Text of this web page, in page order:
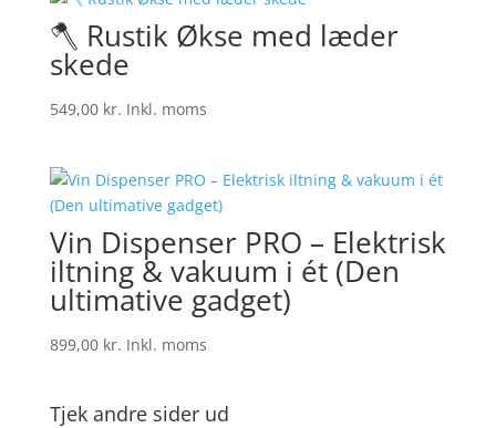
🪓 Rustik Økse med læder
skede
549,00 kr. Inkl. moms
Vin Dispenser PRO – Elektrisk
iltning & vakuum i ét (Den
ultimative gadget)
899,00 kr. Inkl. moms
Tjek andre sider ud